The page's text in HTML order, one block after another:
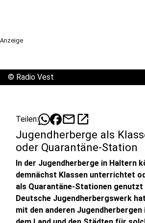
Anzeige
© Radio Vest
Teilen: mailopen_in_new
Jugendherberge als
oder Quarantäne-Station
In der Jugendherberge in Haltern
demnächst Klassen unterrichtet
als Quarantäne-Stationen genutzt
Deutsche Jugendherbergswerk
mit den anderen Jugendherbergen